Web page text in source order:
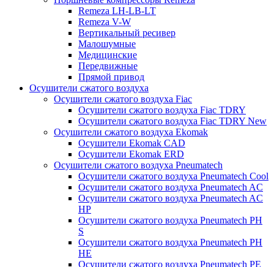
Remeza LH-LB-LT
Remeza V-W
Вертикальный ресивер
Малошумные
Медицинские
Передвижные
Прямой привод
Осушители сжатого воздуха
Осушители сжатого воздуха Fiac
Осушители сжатого воздуха Fiac TDRY
Осушители сжатого воздуха Fiac TDRY New
Осушители сжатого воздуха Ekomak
Осушители Ekomak CAD
Осушители Ekomak ERD
Осушители сжатого воздуха Pneumatech
Осушители сжатого воздуха Pneumatech Cool
Осушители сжатого воздуха Pneumatech AC
Осушители сжатого воздуха Pneumatech AC
HP
Осушители сжатого воздуха Pneumatech PH
S
Осушители сжатого воздуха Pneumatech PH
HE
Осушители сжатого воздуха Pneumatech PE